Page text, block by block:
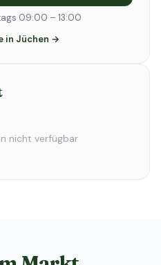
09:00 – 13:00
in Jüchen →
nicht verfügbar